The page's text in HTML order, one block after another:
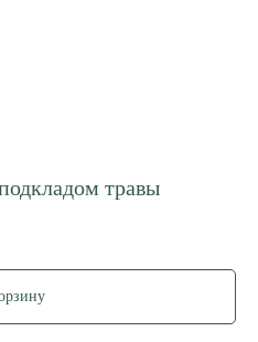
травы